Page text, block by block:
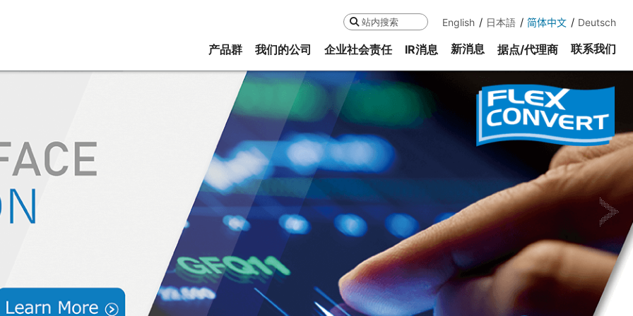
搜索 English 日本語 简体中文 Deutsch
产品群 我们的公司 企业社会责任 IR消息 新消息 据点/代理商 联系我们